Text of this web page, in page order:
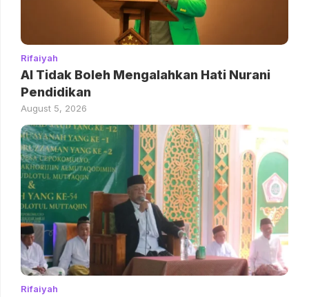
Rifaiyah
AI Tidak Boleh Mengalahkan Hati Nurani
Pendidikan
August 5, 2026
Rifaiyah